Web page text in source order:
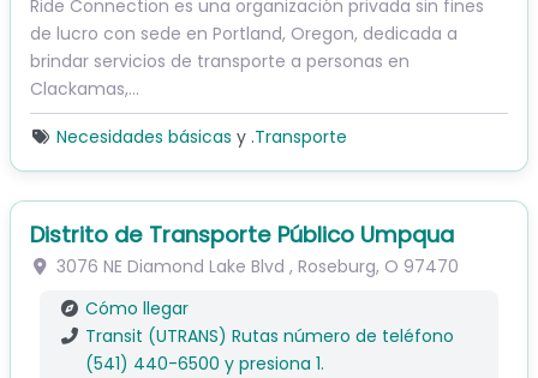
Ride Connection es una organización privada sin fines
de lucro con sede en Portland, Oregon, dedicada a
brindar servicios de transporte a personas en
Clackamas,...
Necesidades básicas y .Transporte
Distrito de Transporte Público Umpqua
3076 NE Diamond Lake Blvd , Roseburg, O 97470
Cómo llegar
Transit (UTRANS) Rutas número de teléfono
(541) 440-6500 y presiona 1.